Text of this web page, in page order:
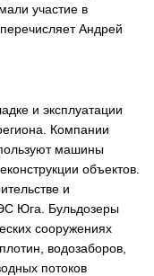
участие в
Андрей
и эксплуатации
Компании
машины
объектов.
и
Юга. Бульдозеры
сооружениях
водозаборов,
потоков